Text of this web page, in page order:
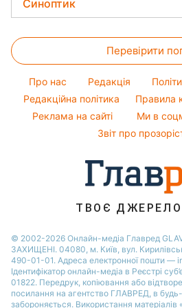
Новини Дніпра
Ольга Сумська
Філіп Кіркоров
Олена Зеленська
Ані Лорак
Кейт Міддлтон
Алла Пугачова
Авто
Прання
Кімнатні рослини
Грошова допомога
Курс валют
Синоптик
Погода на сьогодні
Погода на завтра
Пилова буря
Перевірити
Про нас Редакція
Редакційна політика
Правила
Реклама на сайті
Ми в
Звіт про
ТВОЄ
© 2002-2026 Онлайн-медіа Главред
ЗАХИЩЕНІ. 04080, м. Київ, вул.
490-01-01. Адреса електронної пошти —
Ідентифікатор онлайн-медіа в Реєстрі
01822. Передрук, копіювання або
посилання на агентство ГЛАВРЕД, в
забороняється. Використання матеріалів